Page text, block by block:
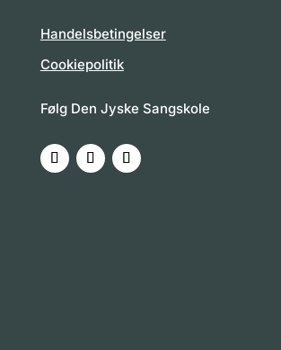
Handelsbetingelser
Cookiepolitik
Følg Den Jyske Sangskole